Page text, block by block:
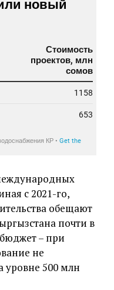
с 2021-го,
обещают
почти в
– при
не
уровне 500 млн